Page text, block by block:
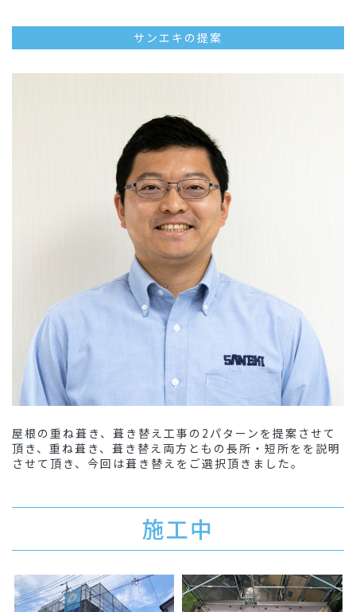
サンエキの提案
屋根の重ね葺き、葺き替え工事の2パターンを提案させて
頂き、重ね葺き、葺き替え両方ともの長所・短所をを説明
させて頂き、今回は葺き替えをご選択頂きました。
施工中